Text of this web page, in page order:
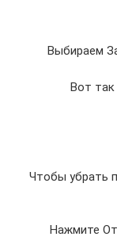
Выбираем
Вот так
Чтобы убрать
Нажмите